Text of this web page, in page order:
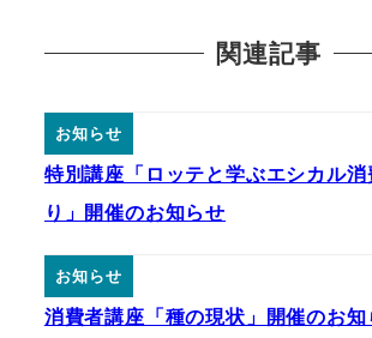
関連記事
お知らせ
特別講座「ロッテと学ぶエシカル
り」開催のお知らせ
お知らせ
消費者講座「種の現状」開催のお